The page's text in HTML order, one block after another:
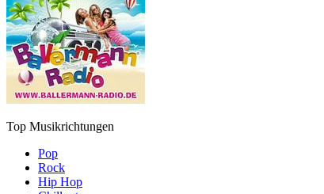
Top Musikrichtungen
Pop
Rock
Hip Hop